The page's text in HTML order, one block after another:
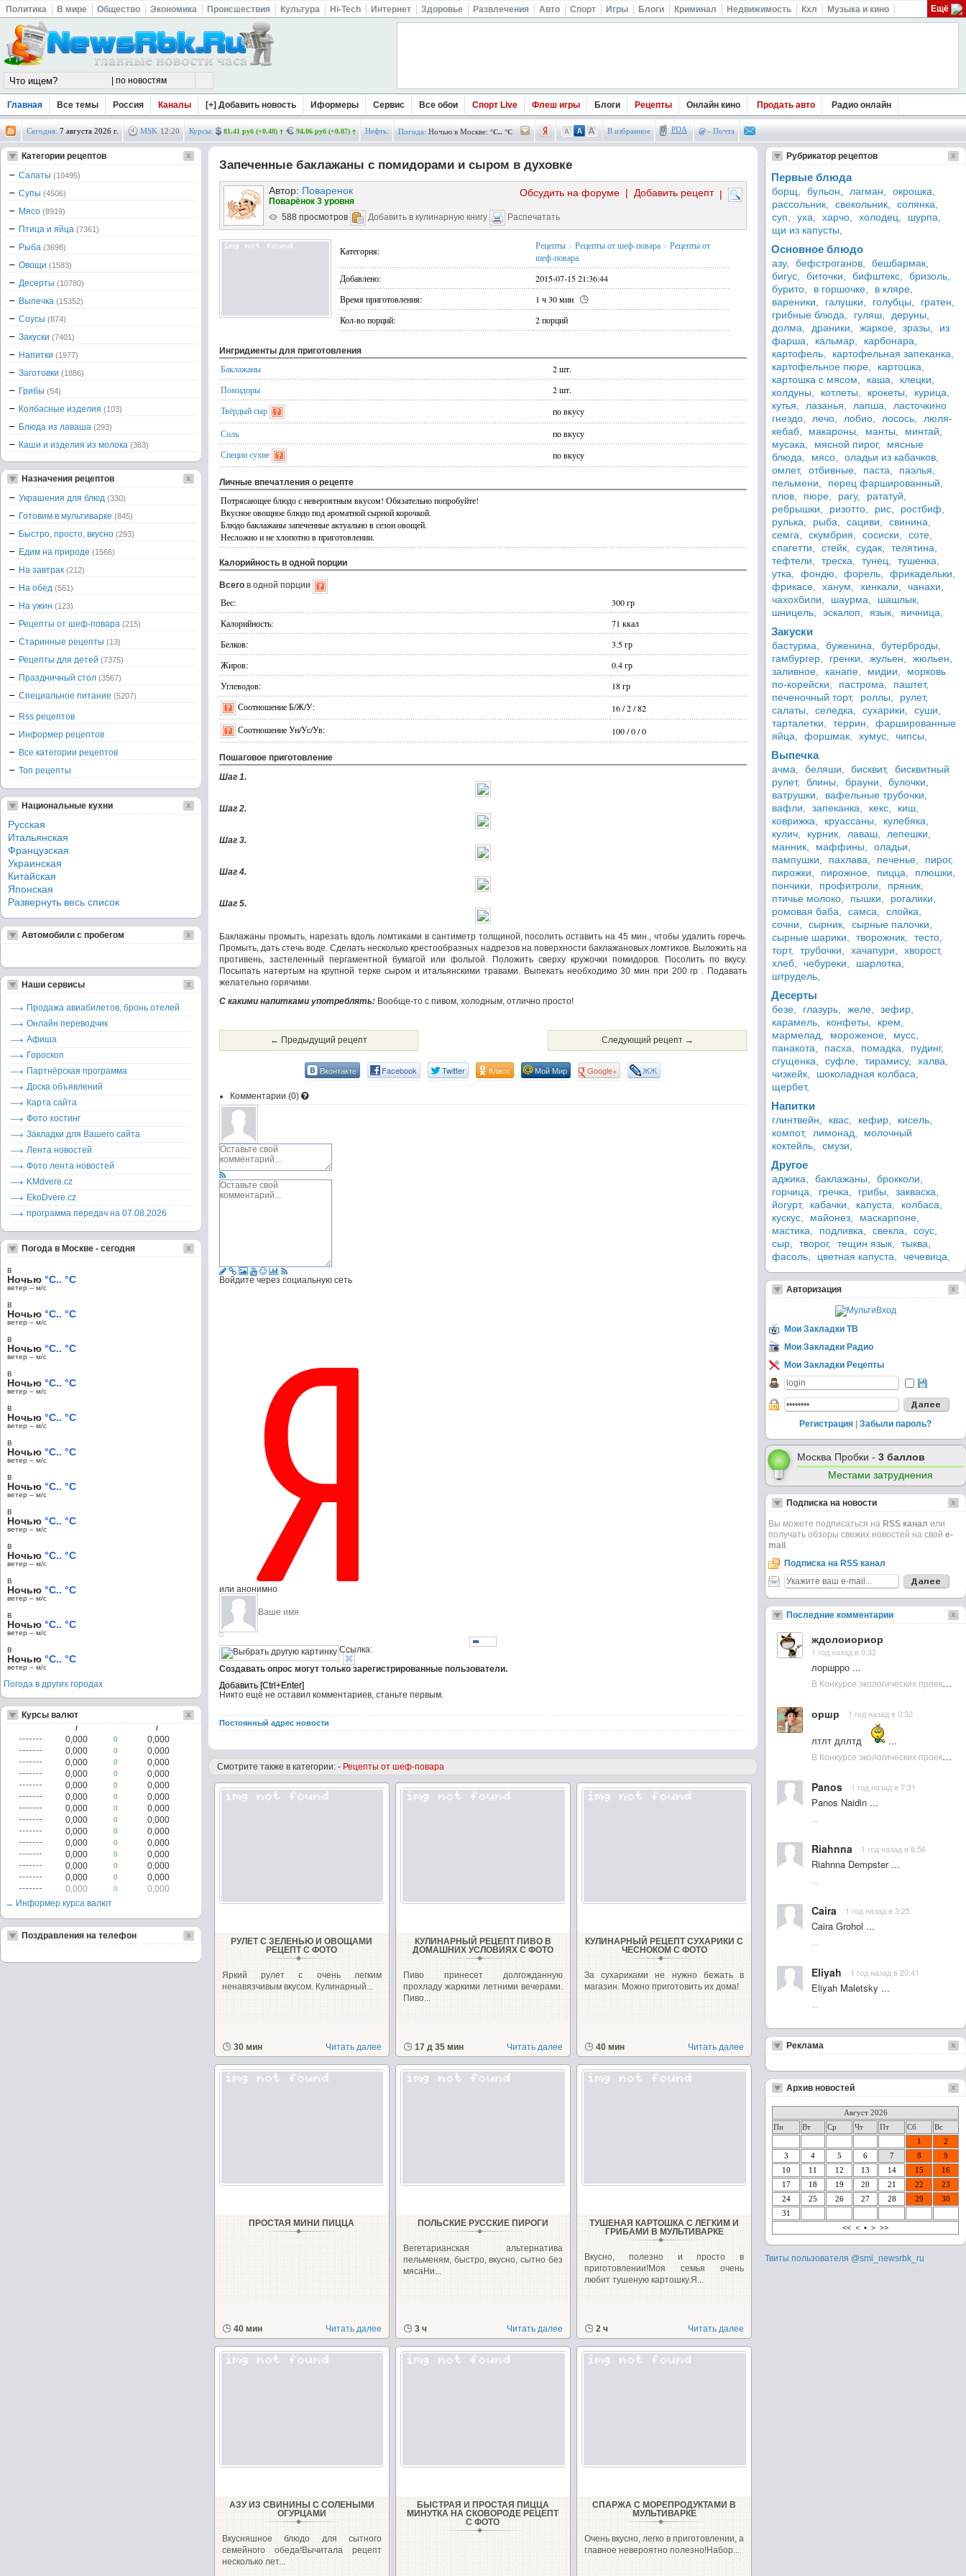
Политика В мире Общество Экономика Происшествия Культура Hi-Tech Интернет Здоровье Развлечения Авто Спорт Игры Блоги Криминал Недвижимость Кхл Музыка и кино Ещё
Главная Все темы Россия Каналы [+] Добавить новость Иформеры Сервис Все обои Спорт Live Флеш игры Блоги Рецепты Онлайн кино Продать авто Радио онлайн
Сегодня: 7 августа 2026 г. MSK 12:20 Курсы: 81.41 руб (+0.48) 94.06 руб (+0.87) Нефть: Погода: Ночью в Москве: °C.. °C В избранное PDA @ - Почта
Запеченные баклажаны с помидорами и сыром в духовке
Автор: Поваренок |
Добавить рецепт
|
Обсудить на форуме
Поварёнок 3 уровня
588 просмотров
Добавить в кулинарную книгу Распечатать
Категория: Рецепты > Рецепты от шеф-повара > Рецепты от
шеф-повара
Добавлено:
2015-07-15 21:36:44
Время приготовления:
1 ч 30 мин
Кол-во порций:
2 порций
Ингридиенты для приготовления
Баклажаны
2 шт.
Помидоры
2 шт.
Твёрдый сыр
по вкусу
Соль
по вкусу
Специи сухие
по вкусу
Личные впечатления о рецепте
Потрясающее блюдо с невероятным вкусом! Обязательно попробуйте!
Вкусное овощное блюдо под ароматной сырной корочкой.
Блюдо баклажаны запеченные актуально в сезон овощей.
Несложно и не хлопотно в приготовлении.
Калорийность в одной порции
Всего в одной порции
Вес: 300гр
Калорийность:
71 ккал
Белков:
3.5гр
Жиров:
0.4гр
Углеводов:
18гр
Соотношение Б/Ж/У:
16/2/82
Соотношение Ун/Ус/Ув:
100/0/0
Пошаговое приготовление
Шаг 1.
Шаг 2.
Шаг 3.
Шаг 4.
Шаг 5.
Баклажаны промыть, нарезать вдоль ломтиками в сантиметр толщиной, посолить оставить на 45 мин., чтобы удалить горечь.
Промыть, дать стечь воде. Сделать несколько крестообразных надрезов на поверхности баклажановых ломтиков. Выложить на
противень, застеленный пергаментной бумагой или фольгой. Положить сверху кружочки помидоров. Посолить по вкусу.
Посыпать натертым на крупной терке сыром и итальянскими травами. Выпекать необходимо 30 мин при 200 гр . Подавать
желательно горячими.
С какими напитками употреблять: Вообще-то с пивом, холодным, отлично просто!
← Предыдущий рецепт Следующий рецепт →
Вконтакте Facebook Twitter Класс Мой Мир Google+ ЖЖ
Комментарии (0)
Войдите через социальную сеть
или анонимно
Ссылка:
Создавать опрос могут только зарегистрированные пользователи.
Никто ещё не оставил комментариев, станьте первым.
Постоянный адрес новости
Смотрите также в категории: - Рецепты от шеф-повара
РУЛЕТ С ЗЕЛЕНЬЮ И ОВОЩАМИ
РЕЦЕПТ С ФОТО
Яркий рулет с очень легким
ненавязчивым вкусом. Кулинарный...
30 мин Читать далее
КУЛИНАРНЫЙ РЕЦЕПТ ПИВО В
ДОМАШНИХ УСЛОВИЯХ С ФОТО
Пиво принесет долгожданную
прохладу жаркими летними вечерами.
Пиво...
17 д 35 мин Читать далее
КУЛИНАРНЫЙ РЕЦЕПТ СУХАРИКИ С
ЧЕСНОКОМ С ФОТО
За сухариками не нужно бежать в
магазин. Можно приготовить их дома!
40 мин Читать далее
ПРОСТАЯ МИНИ ПИЦЦА
40 мин Читать далее
ПОЛЬСКИЕ РУССКИЕ ПИРОГИ
Вегетарианская альтернатива
пельменям, быстро, вкусно, сытно без
мясаНи...
3 ч Читать далее
ТУШЕНАЯ КАРТОШКА С ЛЕГКИМ И
ГРИБАМИ В МУЛЬТИВАРКЕ
Вкусно, полезно и просто в
приготовлении!Моя семья очень
любит тушеную картошку.Я...
2 ч Читать далее
АЗУ ИЗ СВИНИНЫ С СОЛЕНЫМИ
ОГУРЦАМИ
Вкусняшное блюдо для сытного
семейного обеда!Вычитала рецепт
несколько лет...
БЫСТРАЯ И ПРОСТАЯ ПИЦЦА
МИНУТКА НА СКОВОРОДЕ РЕЦЕПТ
С ФОТО
СПАРЖА С МОРЕПРОДУКТАМИ В
МУЛЬТИВАРКЕ
Очень вкусно, легко в приготовлении, а
главное невероятно полезно!Набор...
Категории рецептов
Салаты (10495)
Супы (4506)
Мясо (8919)
Птица и яйца (7361)
Рыба (3698)
Овощи (1583)
Десерты (10780)
Выпечка (15352)
Соусы (874)
Закуски (7401)
Напитки (1977)
Заготовки (1886)
Грибы (54)
Колбасные изделия (103)
Блюда из лаваша (293)
Каши и изделия из молока (363)
Назначения рецептов
Украшения для блюд (330)
Готовим в мультиварке (845)
Быстро, просто, вкусно (293)
Едим на природе (1566)
На завтрак (212)
На обед (561)
На ужин (123)
Рецепты от шеф-повара (215)
Старинные рецепты (13)
Рецепты для детей (7375)
Праздничный стол (3567)
Специальное питание (5207)
Rss рецептов
Информер рецептов
Все категории рецептов
Топ рецепты
Национальные кухни
Русская
Итальянская
Французская
Украинская
Китайская
Японская
Развернуть весь список
Автомобили с пробегом
Наши сервисы
Продажа авиабилетов, бронь отелей
Онлайн переводчик
Афиша
Гороскоп
Партнёрская программа
Доска объявлений
Карта сайта
Фото хостинг
Закладки для Вашего сайта
Лента новостей
Фото лента новостей
KMdvere.cz
EkoDvere.cz
программа передач на 07.08.2026
Погода в Москве - сегодня
в
Ночью °C.. °C
ветер – м/c
в
Ночью °C.. °C
ветер – м/c
в
Ночью °C.. °C
ветер – м/c
в
Ночью °C.. °C
ветер – м/c
в
Ночью °C.. °C
ветер – м/c
в
Ночью °C.. °C
ветер – м/c
в
Ночью °C.. °C
ветер – м/c
в
Ночью °C.. °C
ветер – м/c
в
Ночью °C.. °C
ветер – м/c
в
Ночью °C.. °C
ветер – м/c
в
Ночью °C.. °C
ветер – м/c
в
Ночью °C.. °C
ветер – м/c
Погода в других городах
Курсы валют
/ /
0,000 0
0,000
0,000
0
0,000
0,000
0
0,000
0,000
0
0,000
0,000
0
0,000
0,000
0
0,000
0,000
0
0,000
0,000
0
0,000
0,000
0
0,000
0,000
0
0,000
0,000
0
0,000
0,000
0
0,000
0,000
0
0,000
0,000
0
0,000
→ Информер курса валют
Поздравления на телефон
Рубрикатор рецептов
Первые блюда
борщ, бульон, лагман,
окрошка,
рассольник,
свекольник,
солянка,
суп,
уха, харчо, холодец,
шурпа,
щи из капусты,
Основное блюдо
азу, бефстроганов,
бешбармак,
бигус,
биточки, бифштекс,
бризоль,
бурито,
в горшочке,
в кляре,
вареники,
галушки, голубцы,
гратен,
грибные блюда,
гуляш,
деруны,
долма,
драники, жаркое, зразы,
из
фарша,
кальмар,
карбонара,
картофель,
картофельная запеканка,
картофельное пюре,
картошка,
картошка с мясом,
каша,
клецки,
колдуны,
котлеты, крокеты,
курица,
кутья,
лазанья, лапша,
ласточкино
гнездо,
лечо, лобио, лосось,
люля-
кебаб,
макароны, манты,
минтай,
мусака,
мясной пирог,
мясные
блюда,
мясо,
оладьи из кабачков,
омлет,
отбивные, паста,
паэлья,
пельмени,
перец фаршированный,
плов,
пюре, рагу,
рататуй,
ребрышки,
ризотто, рис,
ростбиф,
рулька,
рыба, сациви,
свинина,
семга,
скумбрия, сосиски,
соте,
спагетти,
стейк, судак,
телятина,
тефтели,
треска, тунец,
тушенка,
утка,
фондю, форель,
фрикадельки,
фрикасе,
ханум, хинкали,
чанахи,
чахохбили,
шаурма,
шашлык,
шницель,
эскалоп, язык, яичница,
Закуски
бастурма, буженина,
бутерброды,
гамбургер,
гренки, жульен,
жюльен,
заливное,
канапе, мидии,
морковь
по-корейски,
пастрома,
паштет,
печеночный торт,
роллы,
рулет,
салаты,
селедка, сухарики,
суши,
тарталетки,
террин,
фаршированные
яйца,
форшмак, хумус, чипсы,
Выпечка
ачма, беляши, бисквит,
бисквитный
рулет,
блины, брауни,
булочки,
ватрушки,
вафельные трубочки,
вафли,
запеканка, кекс,
киш,
коврижка,
круассаны,
кулебяка,
кулич,
курник, лаваш,
лепешки,
манник,
маффины,
оладьи,
пампушки,
пахлава, печенье,
пирог,
пирожки,
пирожное, пицца,
плюшки,
пончики,
профитроли,
пряник,
птичье молоко,
пышки,
рогалики,
ромовая баба,
самса,
слойка,
сочни,
сырник,
сырные палочки,
сырные шарики,
творожник,
тесто,
торт,
трубочки, хачапури,
хворост,
хлеб,
чебуреки,
шарлотка,
штрудель,
Десерты
безе, глазурь, желе,
зефир,
карамель,
конфеты,
крем,
мармелад,
мороженое,
мусс,
панакота,
пасха, помадка,
пудинг,
сгущенка,
суфле, тирамису,
халва,
чизкейк,
шоколадная колбаса,
щербет,
Напитки
глинтвейн, квас, кефир,
кисель,
компот,
лимонад,
молочный
коктейль,
смузи,
Другое
аджика, баклажаны,
брокколи,
горчица,
гречка, грибы,
закваска,
йогурт,
кабачки, капуста,
колбаса,
кускус,
майонез,
маскарпоне,
мастика,
подливка, свекла,
соус,
сыр,
творог, тещин язык,
тыква,
фасоль,
цветная капуста, чечевица,
Авторизация
Мои Закладки ТВ
Мои Закладки Радио
Мои Закладки Рецепты
Регистрация Забыли пароль?
Москва Пробки - 3 баллов
Местами затруднения
Подписка на новости
Вы можете подписаться на RSS канал или
получать обзоры свежих новостей на свой e-
mail .
Подписка на RSS канал
Последние комментарии
ждолоиориор
1 год назад в 0:32
лоршрро ...
В Конкурсе экологических проектов в Подмосковье активно участвовала молодежь :: NewsRbk.ru...
оршр 1 год назад в 0:32
лтлт дллтд
...
В Конкурсе экологических проектов в Подмосковье активно участвовала молодежь :: NewsRbk.ru...
Panos 1 год назад в 7:31
Panos Naidin ...
Riahnna 1 год назад в 6:56
Riahnna Dempster ...
Caira 1 год назад в 3:25
Caira Grohol ...
Eliyah 1 год назад в 20:41
Eliyah Maletsky ...
Реклама
Архив новостей
Август 2026
Пн
Вт Ср Чт Пт Сб
Вс
1
2
3
4 5 6 7 8
9
10
11 12 13 14 15
16
17
18 19 20 21 22
23
24
25 26 27 28 29
30
31
<< < • > >>
Твиты пользователя @smi_newsrbk_ru